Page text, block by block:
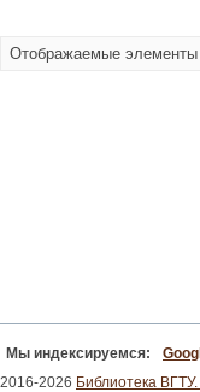
Отображаемые элементы
Мы индексируемся:
2016-2026 Библиотека ВГТУ.